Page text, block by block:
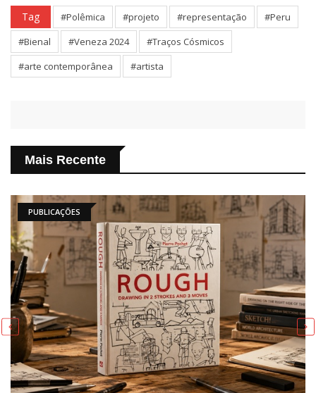
Tag #Polêmica #projeto #representação
#Peru
#Bienal
#Veneza 2024
#Traços Cósmicos
#arte contemporânea
#artista
Mais Recente
PUBLICAÇÕES